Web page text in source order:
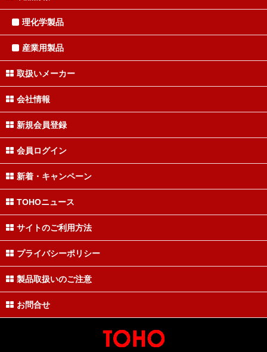
理化学製品
産業用製品
取扱いメーカー
会社情報
新規会員登録
会員ログイン
新着・キャンペーン
TOHOニュース
サイトのご利用方法
プライバシーポリシー
製品取扱いのご注意
お問合せ